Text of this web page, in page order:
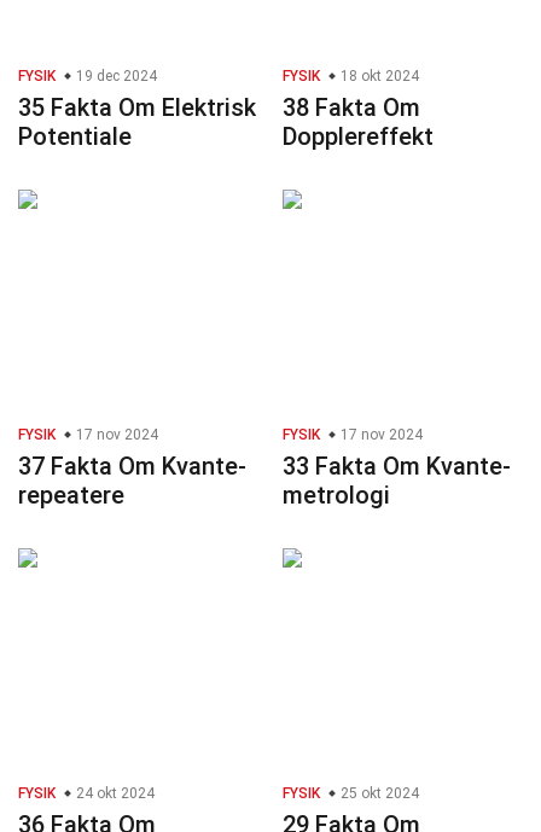
FYSIK 19 dec 2024
35 Fakta Om Elektrisk
Potentiale
FYSIK 18 okt 2024
38 Fakta Om
Dopplereffekt
FYSIK 17 nov 2024
37 Fakta Om Kvante-
repeatere
FYSIK 17 nov 2024
33 Fakta Om Kvante-
metrologi
FYSIK 24 okt 2024
36 Fakta Om
FYSIK 25 okt 2024
29 Fakta Om